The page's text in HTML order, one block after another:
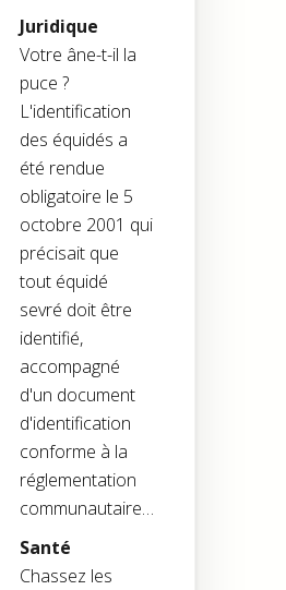
Juridique
Votre âne-t-il la
puce ?
L'identification
des équidés a
été rendue
obligatoire le 5
octobre 2001 qui
précisait que
tout équidé
sevré doit être
identifié,
accompagné
d'un document
d'identification
conforme à la
réglementation
communautaire…
Santé
Chassez les